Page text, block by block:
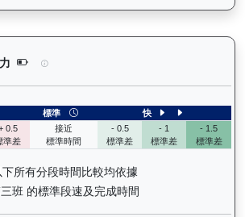
浪漫鬥士（L240）— 速勢末腳加速能
標準
快
0.5
準差
接近
標準時間
- 0.5
標準差
- 1
標準差
- 1.5
標準差
下所有分段時間比較均依據
班 的標準段速及完成時間